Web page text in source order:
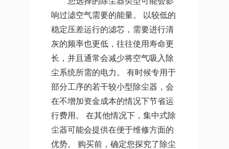
响过滤空气需要的能量。 以较低的
稳定压差运行的滤芯，需要进行清
灰的频率也更低，往往使用寿命更
长，并且通常会减少将空气吸入除
尘系统所需的电力。 有时候专用于
部分工序的若干较小型除尘器，会
在不增加资金成本的情况下节省运
行费用。 在其他情况下，集中式除
尘器可能会提供在便于维修方面的
优势。 购买前，确定您探究了除尘